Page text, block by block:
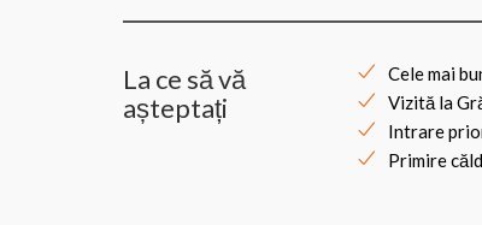
La ce să vă
așteptați
Cele mai
Vizită la
Intrare
Primire